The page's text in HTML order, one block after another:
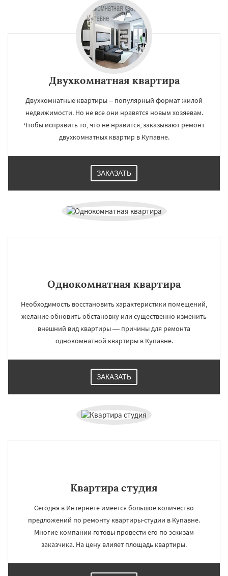
Двухкомнатная квартира
Двухкомнатные квартиры – популярный формат жилой
недвижимости. Но не все они нравятся новым хозяевам.
Чтобы исправить то, что не нравится, заказывают ремонт
двухкомнатных квартир в Купавне.
ЗАКАЗАТЬ
Однокомнатная квартира
Необходимость восстановить характеристики помещений,
желание обновить обстановку или существенно изменить
внешний вид квартиры — причины для ремонта
однокомнатной квартиры в Купавне.
ЗАКАЗАТЬ
Квартира студия
Сегодня в Интернете имеется большое количество
предложений по ремонту квартиры-студии в Купавне.
Многие компании готовы провести его по эскизам
заказчика. На цену влияет площадь квартиры.